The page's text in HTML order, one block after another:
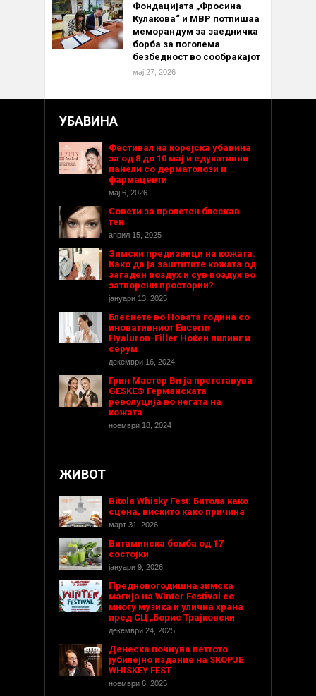
Фондацијата „Фросина
Кулакова“ и МВР потпишаа
меморандум за заедничка
борба за поголема
безбедност во сообраќајот
мај 27, 2026
УБАВИНА
Фестивал на корејска убавина
за од 8 до 10 мај и едукативни
панели со дерматолози и
фармацевти
мај 6, 2026
Совети за пролетен блескав
тен
април 15, 2025
Зимски предизвици на кожата:
Како да ја заштитите кожата од
загаден воздух и сув воздух во
затворени простории?
јануари 13, 2025
Блеснете во Новата година со
иновативниот Eucerin
Hyaluron-Filler Ноќен пилинг и
серум
декември 16, 2024
Грин Мастер Ви ја претставува
GESKE® Германската
револуција во негата на
кожата
ноември 18, 2024
ЖИВОТ
Bitola Whisky Fest: Битола како
сцена, вискито како причина
март 31, 2026
Витаминска бомба од 17
состојки
јануари 9, 2026
Предновогодишнa зимска
магија на Winter Festival со
многу музика и улична храна
пред СЦ „Борис Трајковски
декември 24, 2025
Денеска почнува петтото
јубилејно издание на SKOPJE
WHISKEY FEST
ноември 6, 2025